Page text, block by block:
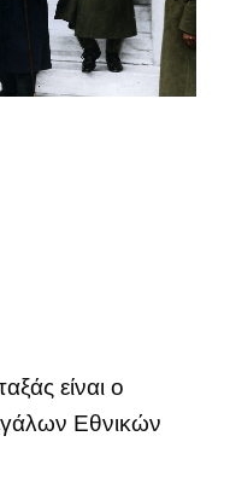
είναι ο
Εθνικών